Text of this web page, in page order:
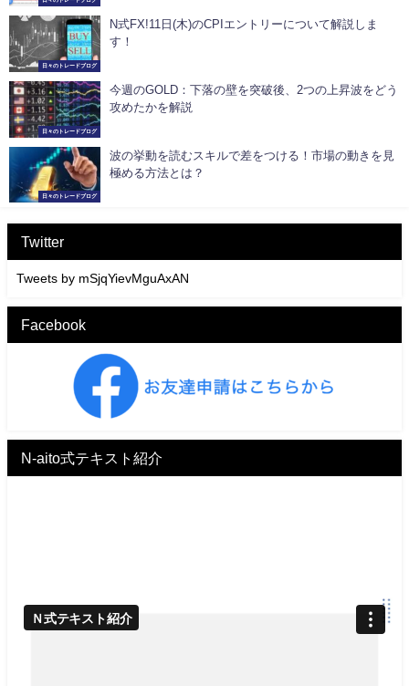
日々のトレードブログ
N式FX!11日(木)のCPIエントリーについて解説しま
す！
日々のトレードブログ
今週のGOLD：下落の壁を突破後、2つの上昇波をどう
攻めたかを解説
日々のトレードブログ
波の挙動を読むスキルで差をつける！市場の動きを見
極める方法とは？
Twitter
Tweets by mSjqYievMguAxAN
Facebook
N-aito式テキスト紹介